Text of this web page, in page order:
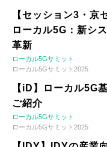
【セッション3・京
ローカル5G：新シ
革新
ローカル5Gサミット
ローカル5Gサミット2025
【iD】ローカル5G
ご紹介
ローカル5Gサミット
ローカル5Gサミット2025